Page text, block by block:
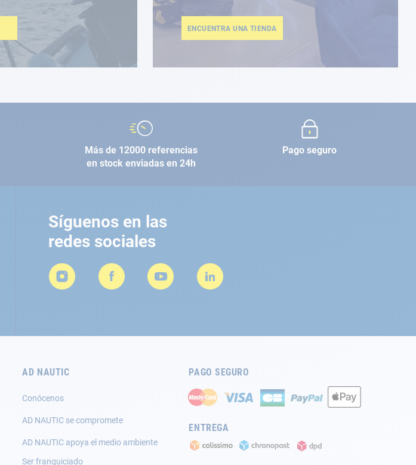
ENCUENTRA UNA TIENDA
Más de 12000 referencias
en stock enviadas en 24h
Pago seguro
Síguenos en las
redes sociales
AD NAUTIC
Conócenos
AD NAUTIC se compromete
AD NAUTIC apoya el medio ambiente
Ser franquiciado
PAGO SEGURO
ENTREGA